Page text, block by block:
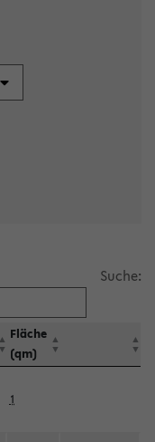
Suche:
Fläche
(qm)
1